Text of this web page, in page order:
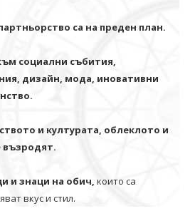
са на преден план.
социални събития,
дизайн, мода, иновативни
и културата, облеклото и
и знаци на обич, които са
вкус и стил.